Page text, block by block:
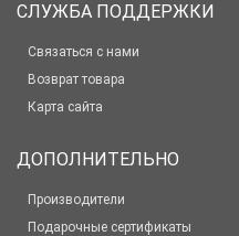
СЛУЖБА ПОДДЕРЖКИ
Связаться с нами
Возврат товара
Карта сайта
ДОПОЛНИТЕЛЬНО
Производители
Подарочные сертификаты